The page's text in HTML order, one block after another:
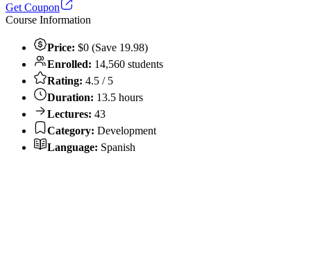
Get Coupon
Course Information
Price: $0 (Save 19.98)
Enrolled: 14,560 students
Rating: 4.5 / 5
Duration: 13.5 hours
Lectures: 43
Category: Development
Language: Spanish